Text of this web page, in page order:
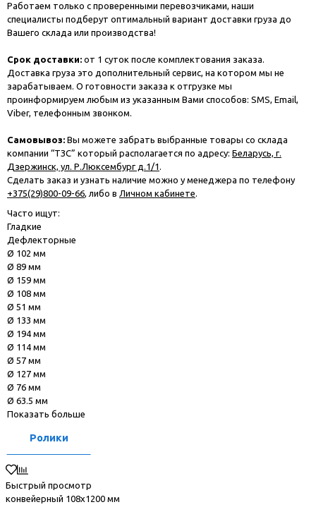
Работаем только с проверенными перевозчиками, наши
специалисты подберут оптимальный вариант доставки груза до
Вашего склада или производства!
Срок доставки: от 1 суток после комплектования заказа.
Доставка груза это дополнительный сервис, на котором мы не
зарабатываем. О готовности заказа к отгрузке мы
проинформируем любым из указанным Вами способов: SMS, Email,
Viber, телефонным звонком.
Самовывоз: Вы можете забрать выбранные товары со склада
компании “ТЗС” который располагается по адресу: Беларусь, г.
Дзержинск, ул. Р.Люксембург д.1/1 .
Сделать заказ и узнать наличие можно у менеджера по телефону
+375(29)800-09-66, либо в Личном кабинете.
Часто ищут:
Гладкие
Дефлекторные
Ø 102 мм
Ø 89 мм
Ø 159 мм
Ø 108 мм
Ø 51 мм
Ø 133 мм
Ø 194 мм
Ø 114 мм
Ø 57 мм
Ø 127 мм
Ø 76 мм
Ø 63.5 мм
Показать больше
Ролики
Быстрый просмотр
конвейерный 108x1200 мм